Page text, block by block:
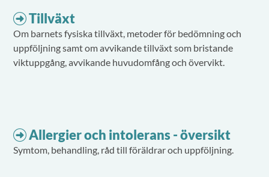
Tillväxt
Om barnets fysiska tillväxt, metoder för bedömning och
uppföljning samt om avvikande tillväxt som bristande
viktuppgång, avvikande huvudomfång och övervikt.
Allergier och intolerans - översikt
Symtom, behandling, råd till föräldrar och uppföljning.